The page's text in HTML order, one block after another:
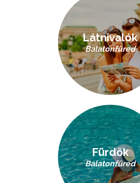
Látnivalók
Balatonfüred
Fürdők
Balatonfüred